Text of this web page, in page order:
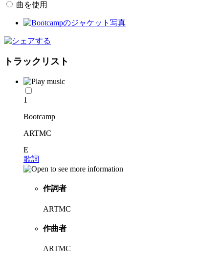
曲を使用
トラックリスト
1
Bootcamp
ARTMC
E
歌詞
作詞者
ARTMC
作曲者
ARTMC